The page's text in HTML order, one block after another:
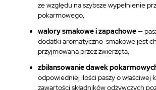
ze względu na szybsze wypełnienie
pokarmowego,
walory smakowe i zapachowe —
dodatki aromatyczno-smakowe jest
przyjmowana przez zwierzęta,
zbilansowanie dawek
odpowiedniej ilości paszy o właściwej
zawartości składników odżywczych